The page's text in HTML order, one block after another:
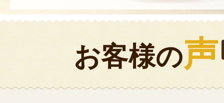
お客様の声